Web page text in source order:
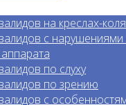
на креслах-
с
по слуху
по зрению
с особенност